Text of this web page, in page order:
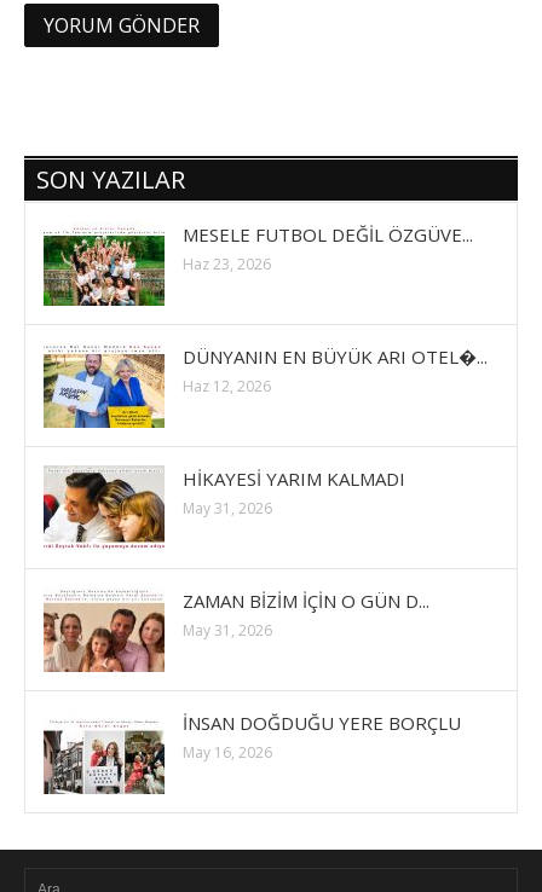
SON YAZILAR
MESELE FUTBOL DEĞİL ÖZGÜVE...
Haz 23, 2026
DÜNYANIN EN BÜYÜK ARI OTEL�...
Haz 12, 2026
HİKAYESİ YARIM KALMADI
May 31, 2026
ZAMAN BİZİM İÇİN O GÜN D...
May 31, 2026
İNSAN DOĞDUĞU YERE BORÇLU
May 16, 2026